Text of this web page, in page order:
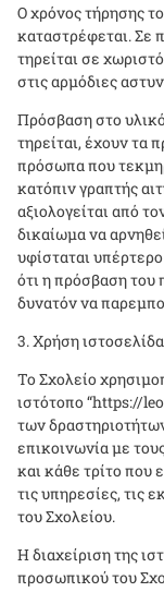
Ο χρόνος τήρησης
καταστρέφεται. Σε
τηρείται σε
στις αρμόδιες
Πρόσβαση στο
τηρείται, έχουν τα
πρόσωπα που
κατόπιν γραπτής
αξιολογείται από
δικαίωμα να
υφίσταται
ότι η πρόσβαση του
δυνατόν να
Χρήση
Το Σχολείο
ιστότοπο “https://
των
επικοινωνία με
και κάθε τρίτο που
τις υπηρεσίες, τις
του Σχολείου.
Η διαχείριση της
προσωπικού του